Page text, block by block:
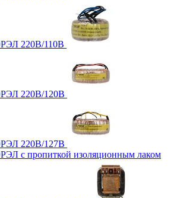
220В/110В
220В/120В
220В/127В
с пропиткой изоляционным лаком